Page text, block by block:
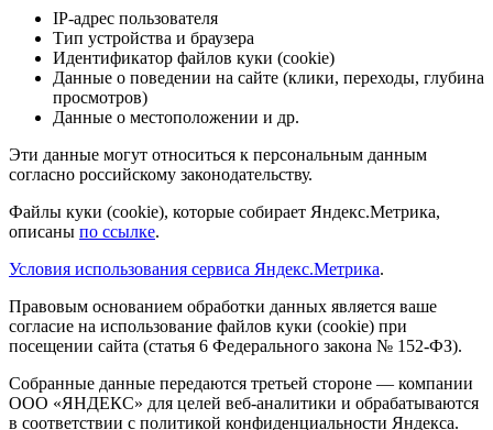
IP-адрес пользователя
Тип устройства и браузера
Идентификатор файлов куки (cookie)
Данные о поведении на сайте (клики, переходы, глубина
просмотров)
Данные о местоположении и др.
Эти данные могут относиться к персональным данным
согласно российскому законодательству.
Файлы куки (cookie), которые собирает Яндекс.Метрика,
описаны по ссылке.
Условия использования сервиса Яндекс.Метрика.
Правовым основанием обработки данных является ваше
согласие на использование файлов куки (cookie) при
посещении сайта (статья 6 Федерального закона № 152-ФЗ).
Собранные данные передаются третьей стороне — компании
ООО «ЯНДЕКС» для целей веб-аналитики и обрабатываются
в соответствии с политикой конфиденциальности Яндекса.